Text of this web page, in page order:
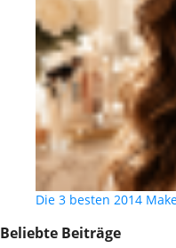
Die 3 besten 2014
Beliebte Beiträge